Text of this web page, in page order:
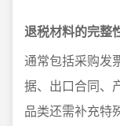
退税材料的完整
通常包括采购发
据、出口合同、
品类还需补充特